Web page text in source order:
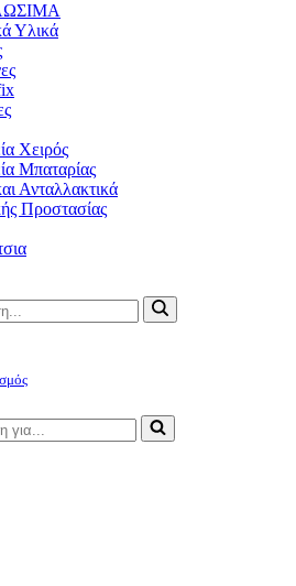
Υλικά
Χειρός
Μπαταρίας
Ανταλλακτικά
Προστασίας